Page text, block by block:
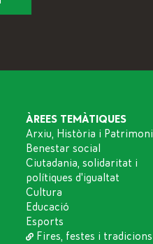
ÀREES TEMÀTIQUES
Arxiu, Història i Patrimoni
Benestar social
Ciutadania, solidaritat i
polítiques d'igualtat
Cultura
Educació
Esports
Fires, festes i tradicions